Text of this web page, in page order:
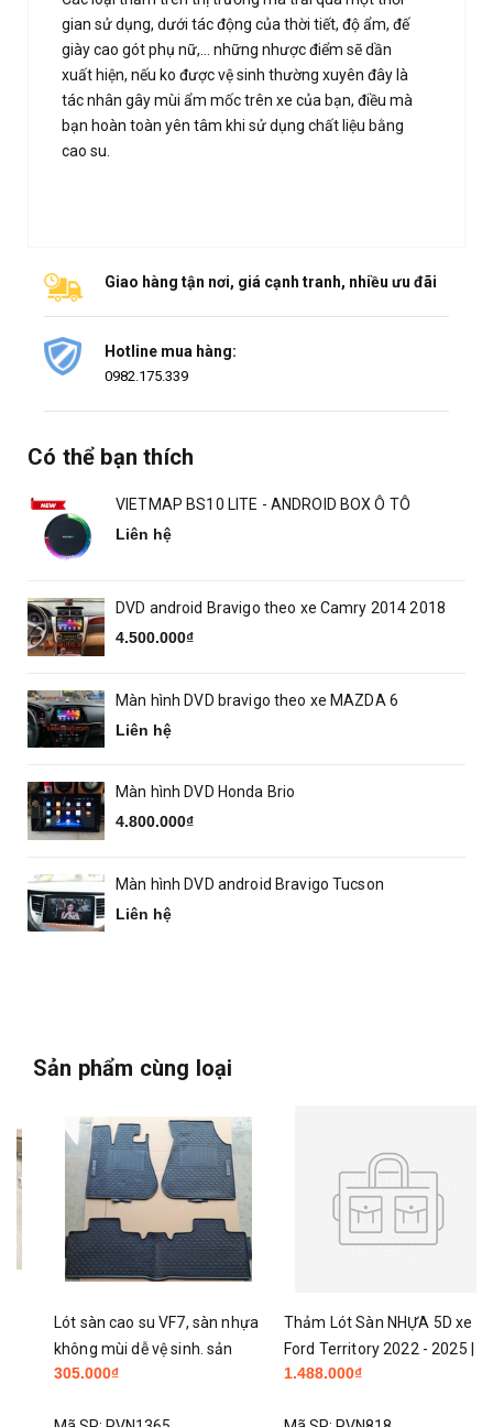
gian sử dụng, dưới tác động của thời tiết, độ ẩm, đế
giày cao gót phụ nữ,... những nhược điểm sẽ dần
xuất hiện, nếu ko được vệ sinh thường xuyên đây là
tác nhân gây mùi ẩm mốc trên xe của bạn, điều mà
bạn hoàn toàn yên tâm khi sử dụng chất liệu bằng
cao su.
Giao hàng tận nơi, giá cạnh tranh, nhiều ưu đãi
Hotline mua hàng:
0982.175.339
Có thể bạn thích
VIETMAP BS10 LITE - ANDROID BOX Ô TÔ
Liên hệ
DVD android Bravigo theo xe Camry 2014 2018
4.500.000₫
Màn hình DVD bravigo theo xe MAZDA 6
Liên hệ
Màn hình DVD Honda Brio
4.800.000₫
Màn hình DVD android Bravigo Tucson
Liên hệ
Sản phẩm cùng loại
Lót sàn cao su VF7, sàn nhựa
không mùi dễ vệ sinh. sản
phẩm có bán tại hà nội
305.000₫
Thảm Lót Sàn NHỰA 5D xe
Ford Territory 2022 - 2025 |
Hàng Nhựa đúc nguyên khối
1.488.000₫